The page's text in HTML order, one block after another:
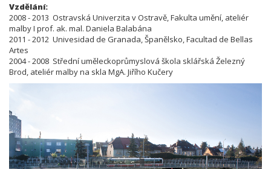
Vzdělání:
2008 - 2013 Ostravská Univerzita v Ostravě, Fakulta umění, ateliér
malby I prof. ak. mal. Daniela Balabána
2011 - 2012 Univesidad de Granada, Španělsko, Facultad de Bellas
Artes
2004 - 2008 Střední uměleckoprůmyslová škola sklářská Železný
Brod, ateliér malby na skla MgA. Jiřího Kučery